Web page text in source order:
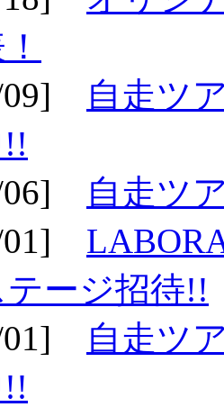
09]
自走ツ
06]
自走ツ
01]
ージ招待!!
01]
自走ツ